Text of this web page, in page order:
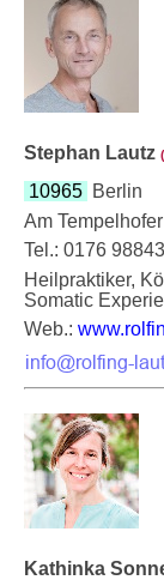
Stephan Lautz
10965 Berlin
Am
Tel.: 0176
Heilpraktiker,
Somatic
Web.:
Kathinka